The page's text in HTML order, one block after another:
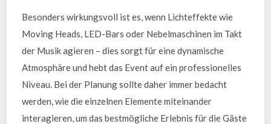
Besonders wirkungsvoll ist es, wenn Lichteffekte wie
Moving Heads, LED-Bars oder Nebelmaschinen im Takt
der Musik agieren – dies sorgt für eine dynamische
Atmosphäre und hebt das Event auf ein professionelles
Niveau. Bei der Planung sollte daher immer bedacht
werden, wie die einzelnen Elemente miteinander
interagieren, um das bestmögliche Erlebnis für die Gäste